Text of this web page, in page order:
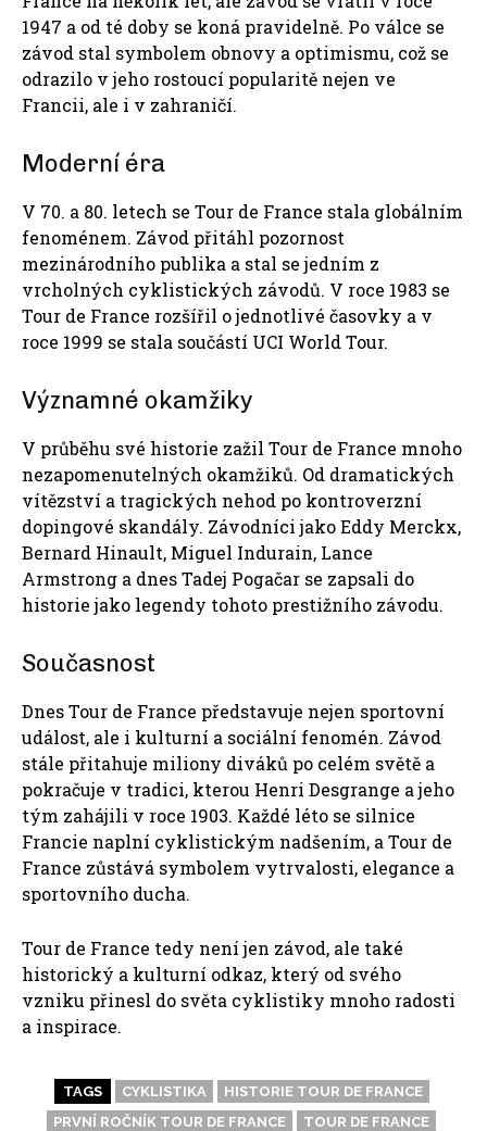
1947 a od té doby se koná pravidelně. Po válce se
závod stal symbolem obnovy a optimismu, což se
odrazilo v jeho rostoucí popularitě nejen ve
Francii, ale i v zahraničí.
Moderní éra
V 70. a 80. letech se Tour de France stala globálním
fenoménem. Závod přitáhl pozornost
mezinárodního publika a stal se jedním z
vrcholných cyklistických závodů. V roce 1983 se
Tour de France rozšířil o jednotlivé časovky a v
roce 1999 se stala součástí UCI World Tour.
Významné okamžiky
V průběhu své historie zažil Tour de France mnoho
nezapomenutelných okamžiků. Od dramatických
vítězství a tragických nehod po kontroverzní
dopingové skandály. Závodníci jako Eddy Merckx,
Bernard Hinault, Miguel Indurain, Lance
Armstrong a dnes Tadej Pogačar se zapsali do
historie jako legendy tohoto prestižního závodu.
Současnost
Dnes Tour de France představuje nejen sportovní
událost, ale i kulturní a sociální fenomén. Závod
stále přitahuje miliony diváků po celém světě a
pokračuje v tradici, kterou Henri Desgrange a jeho
tým zahájili v roce 1903. Každé léto se silnice
Francie naplní cyklistickým nadšením, a Tour de
France zůstává symbolem vytrvalosti, elegance a
sportovního ducha.
Tour de France tedy není jen závod, ale také
historický a kulturní odkaz, který od svého
vzniku přinesl do světa cyklistiky mnoho radosti
a inspirace.
TAGS CYKLISTIKA
HISTORIE TOUR DE FRANCE
PRVNÍ ROČNÍK TOUR DE FRANCE
TOUR DE FRANCE